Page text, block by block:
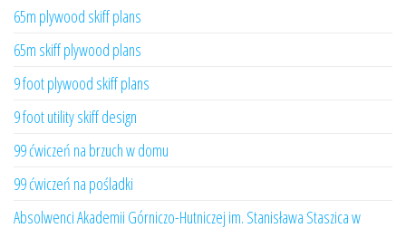
65m plywood skiff plans
65m skiff plywood plans
9 foot plywood skiff plans
9 foot utility skiff design
99 ćwiczeń na brzuch w domu
99 ćwiczeń na pośladki
Absolwenci Akademii Górniczo-Hutniczej im. Stanisława Staszica w